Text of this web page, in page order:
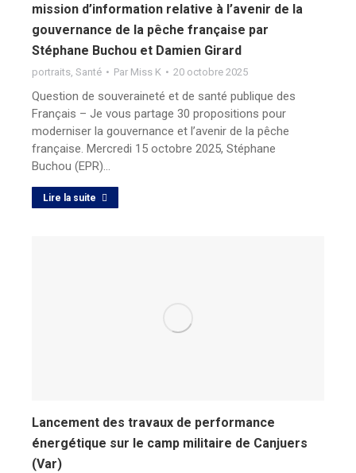
mission d’information relative à l’avenir de la
gouvernance de la pêche française par
Stéphane Buchou et Damien Girard
portraits Santé Par Miss K 20 octobre 2025
Question de souveraineté et de santé publique des
Français – Je vous partage 30 propositions pour
moderniser la gouvernance et l’avenir de la pêche
française. Mercredi 15 octobre 2025, Stéphane
Buchou (EPR)…
Lire la suite
Lancement des travaux de performance
énergétique sur le camp militaire de Canjuers
(Var)